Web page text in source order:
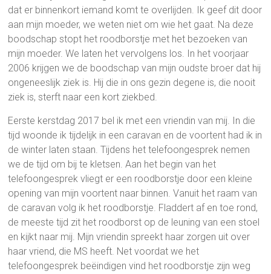
dat er binnenkort iemand komt te overlijden. Ik geef dit door
aan mijn moeder, we weten niet om wie het gaat. Na deze
boodschap stopt het roodborstje met het bezoeken van
mijn moeder. We laten het vervolgens los. In het voorjaar
2006 krijgen we de boodschap van mijn oudste broer dat hij
ongeneeslijk ziek is. Hij die in ons gezin degene is, die nooit
ziek is, sterft naar een kort ziekbed.
Eerste kerstdag 2017 bel ik met een vriendin van mij. In die
tijd woonde ik tijdelijk in een caravan en de voortent had ik in
de winter laten staan. Tijdens het telefoongesprek nemen
we de tijd om bij te kletsen. Aan het begin van het
telefoongesprek vliegt er een roodborstje door een kleine
opening van mijn voortent naar binnen. Vanuit het raam van
de caravan volg ik het roodborstje. Fladdert af en toe rond,
de meeste tijd zit het roodborst op de leuning van een stoel
en kijkt naar mij. Mijn vriendin spreekt haar zorgen uit over
haar vriend, die MS heeft. Net voordat we het
telefoongesprek beëindigen vind het roodborstje zijn weg